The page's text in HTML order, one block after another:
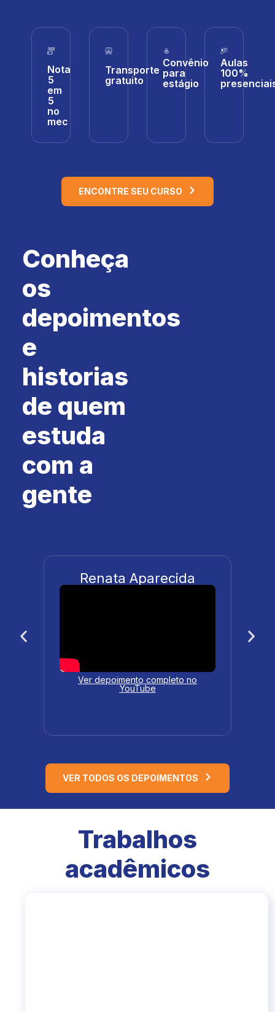
Nota
5
em
5
no
mec
Transporte
gratuito
Convênio
para
estágio
Aulas
100%
ENCONTRE SEU CURSO
Conheça
os
depoimentos
e
historias
de quem
estuda
com a
gente
Aiesa Ingrid
Ver depoimento completo no
YouTube
VER TODOS OS DEPOIMENTOS
Trabalhos
acadêmicos